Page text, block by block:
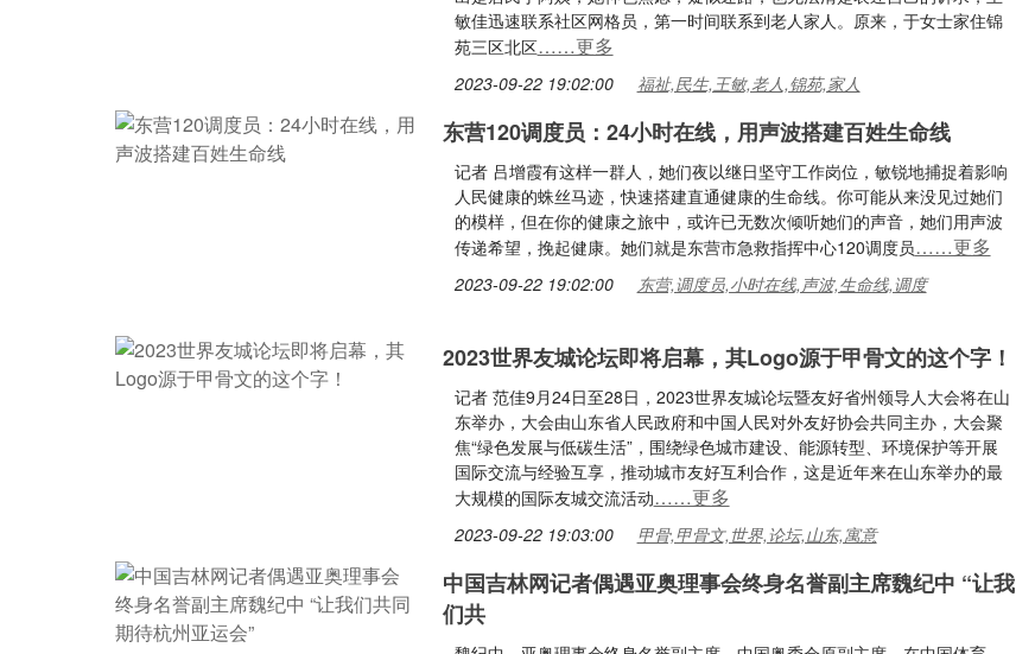
敏佳迅速联系社区网格员，第一时间联系到老人家人。原来，于女士家住锦
苑三区北区……更多
2023-09-22 19:02:00 福祉,民生,王敏,老人,锦苑,家人
东营120调度员：24小时在线，用声波搭建百姓生命线
记者 吕增霞有这样一群人，她们夜以继日坚守工作岗位，敏锐地捕捉着影响
人民健康的蛛丝马迹，快速搭建直通健康的生命线。你可能从来没见过她们
的模样，但在你的健康之旅中，或许已无数次倾听她们的声音，她们用声波
传递希望，挽起健康。她们就是东营市急救指挥中心120调度员……更多
2023-09-22 19:02:00 东营,调度员,小时在线,声波,生命线,调度
2023世界友城论坛即将启幕，其Logo源于甲骨文的这个字！
记者 范佳9月24日至28日，2023世界友城论坛暨友好省州领导人大会将在山
东举办，大会由山东省人民政府和中国人民对外友好协会共同主办，大会聚
焦“绿色发展与低碳生活”，围绕绿色城市建设、能源转型、环境保护等开展
国际交流与经验互享，推动城市友好互利合作，这是近年来在山东举办的最
大规模的国际友城交流活动……更多
2023-09-22 19:03:00 甲骨,甲骨文,世界,论坛,山东,寓意
中国吉林网记者偶遇亚奥理事会终身名誉副主席魏纪中 “让我
们共